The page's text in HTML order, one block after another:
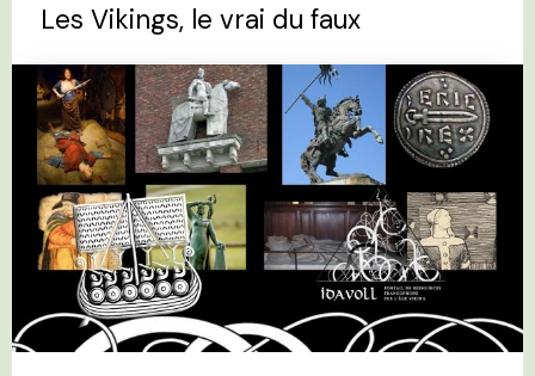
Les Vikings, le vrai du faux